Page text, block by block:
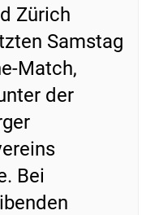
Zürich
Samstag
Match,
der
Bei